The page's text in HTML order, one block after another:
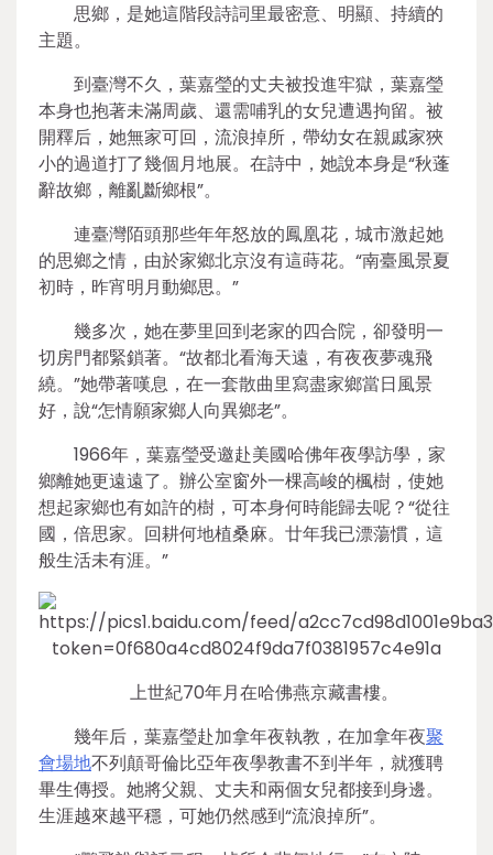
思鄉，是她這階段詩詞里最密意、明顯、持續的
主題。
到臺灣不久，葉嘉瑩的丈夫被投進牢獄，葉嘉瑩
本身也抱著未滿周歲、還需哺乳的女兒遭遇拘留。被
開釋后，她無家可回，流浪掉所，帶幼女在親戚家狹
小的過道打了幾個月地展。在詩中，她說本身是“秋蓬
辭故鄉，離亂斷鄉根”。
連臺灣陌頭那些年年怒放的鳳凰花，城市激起她
的思鄉之情，由於家鄉北京沒有這蒔花。“南臺風景夏
初時，昨宵明月動鄉思。”
幾多次，她在夢里回到老家的四合院，卻發明一
切房門都緊鎖著。“故都北看海天遠，有夜夜夢魂飛
繞。”她帶著嘆息，在一套散曲里寫盡家鄉當日風景
好，說“怎情願家鄉人向異鄉老”。
1966年，葉嘉瑩受邀赴美國哈佛年夜學訪學，家
鄉離她更遠遠了。辦公室窗外一棵高峻的楓樹，使她
想起家鄉也有如許的樹，可本身何時能歸去呢？“從往
國，倍思家。回耕何地植桑麻。廿年我已漂蕩慣，這
般生活未有涯。”
上世紀70年月在哈佛燕京藏書樓。
幾年后，葉嘉瑩赴加拿年夜執教，在加拿年夜聚
會場地不列顛哥倫比亞年夜學教書不到半年，就獲聘
畢生傳授。她將父親、丈夫和兩個女兒都接到身邊。
生涯越來越平穩，可她仍然感到“流浪掉所”。